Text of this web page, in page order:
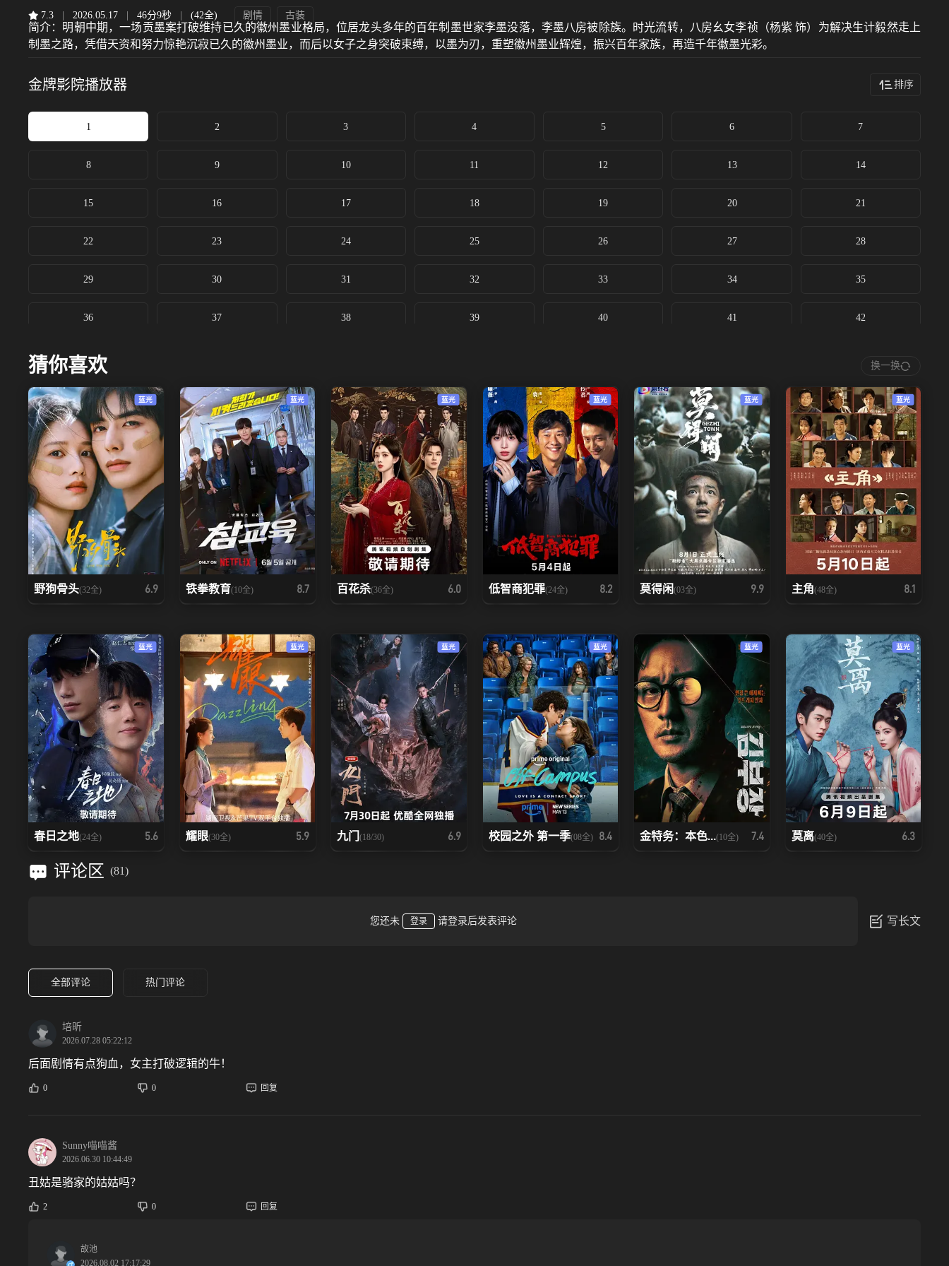
7.3 2026.05.17 46分9秒 (42全) 剧情 古装
简介： 明朝中期，一场贡墨案打破维持已久的徽州墨业格局，位居龙头多年的百年制墨世家李墨没落，李墨八房被除族。时光流转，八房幺女李祯（杨紫 饰）为解决生计毅然走上
制墨之路，凭借天资和努力惊艳沉寂已久的徽州墨业，而后以女子之身突破束缚，以墨为刃，重塑徽州墨业辉煌，振兴百年家族，再造千年徽墨光彩。
金牌影院播放器 排序
1 2 3 4 5 6 7
8 9 10 11 12 13 14
15 16 17 18 19 20 21
22 23 24 25 26 27 28
29 30 31 32 33 34 35
36 37 38 39 40 41 42
猜你喜欢 换一换
蓝光
野狗骨头(32全) 6.9
蓝光
铁拳教育(10全) 8.7
蓝光
百花杀(36全) 6.0
蓝光
低智商犯罪(24全) 8.2
蓝光
莫得闲(03全) 9.9
蓝光
主角(48全) 8.1
蓝光
春日之地(24全) 5.6
蓝光
耀眼(30全) 5.9
蓝光
九门 (18/30) 6.9
蓝光
校园之外 第一季(08全) 8.4
蓝光
金特务：本色...(10全) 7.4
蓝光
莫离(40全) 6.3
评论区 (81)
您还未 登录 请登录后发表评论 写长文
全部评论 热门评论
培昕
2026.07.28 05:22:12
后面剧情有点狗血，女主打破逻辑的牛！
0 0 回复
Sunny喵喵酱
2026.06.30 10:44:49
丑姑是骆家的姑姑吗？
2 0 回复
故池
2026.08.02 17:17:29